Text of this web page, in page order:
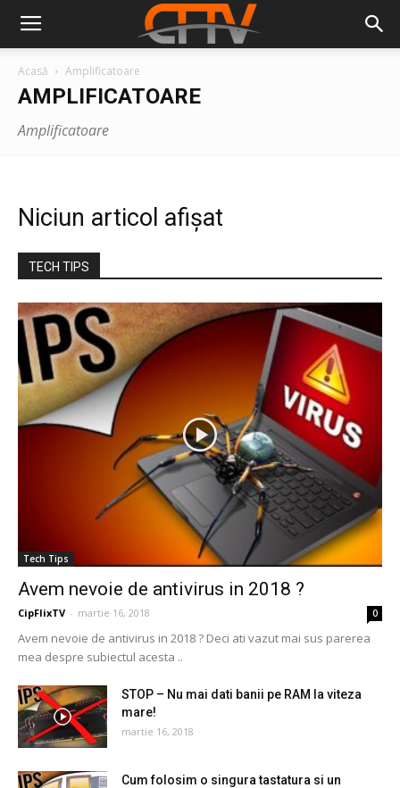
Acasă Amplificatoare
AMPLIFICATOARE
Amplificatoare
Niciun articol afișat
TECH TIPS
Tech Tips
Avem nevoie de antivirus in 2018 ?
CipFlixTV - martie 16, 2018 0
Avem nevoie de antivirus in 2018 ? Deci ati vazut mai sus parerea
mea despre subiectul acesta ..
STOP – Nu mai dati banii pe RAM la viteza
mare!
martie 16, 2018
Cum folosim o singura tastatura si un